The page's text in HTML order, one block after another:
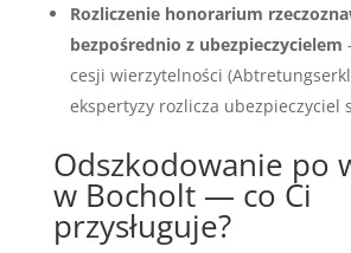
Rozliczenie honorarium
bezpośrednio z ubezpieczycielem
cesji wierzytelności
ekspertyzy rozlicza ubezpieczyciel
Odszkodowanie po
w Bocholt — co Ci
przysługuje?